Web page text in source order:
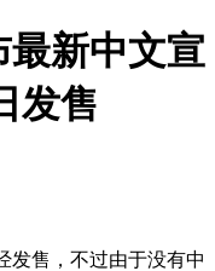
最新中文宣
发售
发售，不过由于没有中